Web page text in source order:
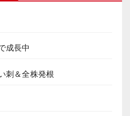
成長中
刺＆全株発根